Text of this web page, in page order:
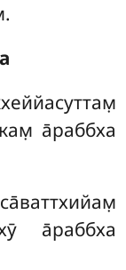
а̄раббха
а̄раббха